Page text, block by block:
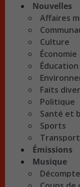
Nouvelles
Affaires
Culture
Économie
Éducation
Faits
Politique
Santé et
Sports
Émissions
Musique